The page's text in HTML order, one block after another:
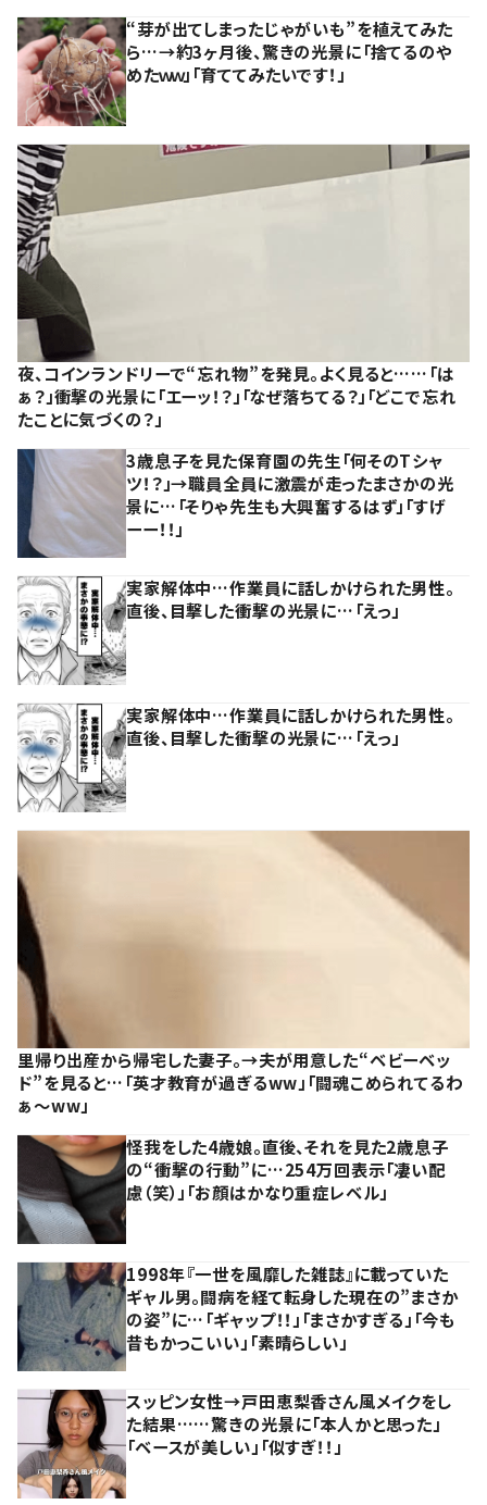
“芽が出てしまったじゃがいも”を植えてみた
ら…→約3ヶ月後、驚きの光景に「捨てるのや
めたｗｗ」「育ててみたいです！」
夜、コインランドリーで“忘れ物”を発見。よく見ると……「は
ぁ？」衝撃の光景に「エーッ！？」「なぜ落ちてる？」「どこで忘れ
たことに気づくの？」
3歳息子を見た保育園の先生「何そのTシャ
ツ！？」→職員全員に激震が走ったまさかの光
景に…「そりゃ先生も大興奮するはず」「すげ
ーー！！」
実家解体中…作業員に話しかけられた男性。
直後、目撃した衝撃の光景に…「えっ」
実家解体中…作業員に話しかけられた男性。
直後、目撃した衝撃の光景に…「えっ」
里帰り出産から帰宅した妻子。→夫が用意した“ベビーベッ
ド”を見ると…「英才教育が過ぎるww」「闘魂こめられてるわ
ぁ～ww」
怪我をした4歳娘。直後、それを見た2歳息子
の“衝撃の行動”に…254万回表示「凄い配
慮（笑）」「お顔はかなり重症レベル」
1998年『一世を風靡した雑誌』に載っていた
ギャル男。闘病を経て転身した現在の”まさか
の姿”に…「ギャップ！！」「まさかすぎる」「今も
昔もかっこいい」「素晴らしい」
スッピン女性→戸田恵梨香さん風メイクをし
た結果……驚きの光景に「本人かと思った」
「ベースが美しい」「似すぎ！！」